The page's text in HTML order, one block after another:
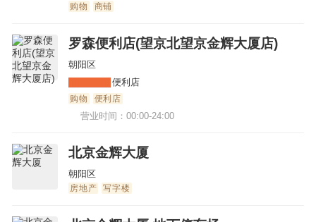
购物 商铺
罗森便利店(望京北望京金辉大厦店)
朝阳区
便利店
购物 便利店
营业时间：00:00-24:00
北京金辉大厦
朝阳区
房地产 写字楼